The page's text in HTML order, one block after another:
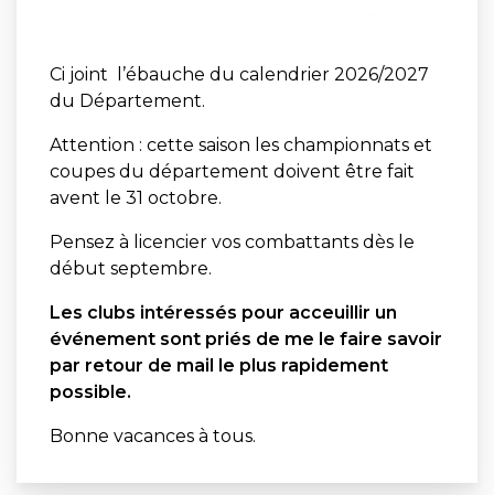
Ci joint l’ébauche du calendrier 2026/2027
du Département.
Attention : cette saison les championnats et
coupes du département doivent être fait
avent le 31 octobre.
Pensez à licencier vos combattants dès le
début septembre.
Les clubs intéressés pour acceuillir un
événement sont priés de me le faire savoir
par retour de mail le plus rapidement
possible.
Bonne vacances à tous.